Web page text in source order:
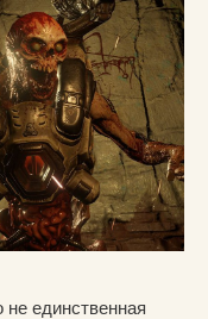
единственная